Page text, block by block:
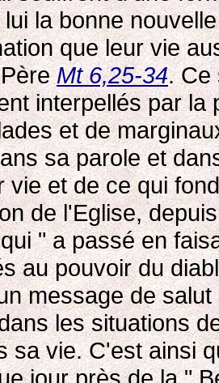
la bonne
que leur vie
Mt 6,25-34. Ce
interpellés par
et de
sa parole et
vie et de ce qui
de l'Eglise,
" a passé en
au pouvoir du
message de
les situations
sa vie. C'est ainsi